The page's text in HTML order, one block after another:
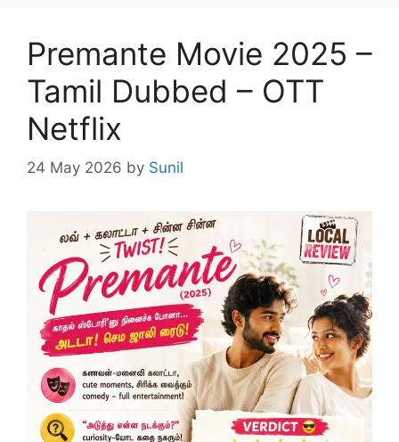
Premante Movie 2025 –
Tamil Dubbed – OTT
Netflix
24 May 2026 by Sunil